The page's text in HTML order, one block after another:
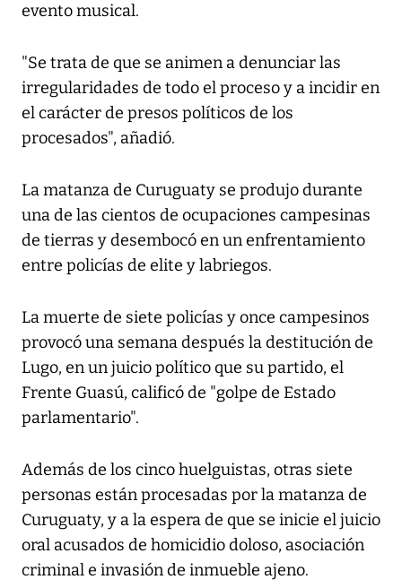
evento musical.
"Se trata de que se animen a denunciar las
irregularidades de todo el proceso y a incidir en
el carácter de presos políticos de los
procesados", añadió.
La matanza de Curuguaty se produjo durante
una de las cientos de ocupaciones campesinas
de tierras y desembocó en un enfrentamiento
entre policías de elite y labriegos.
La muerte de siete policías y once campesinos
provocó una semana después la destitución de
Lugo, en un juicio político que su partido, el
Frente Guasú, calificó de "golpe de Estado
parlamentario".
Además de los cinco huelguistas, otras siete
personas están procesadas por la matanza de
Curuguaty, y a la espera de que se inicie el juicio
oral acusados de homicidio doloso, asociación
criminal e invasión de inmueble ajeno.